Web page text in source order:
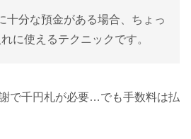
十分な預金がある場合、ちょっ
に使えるテクニックです。
で千円札が必要…でも手数料は払